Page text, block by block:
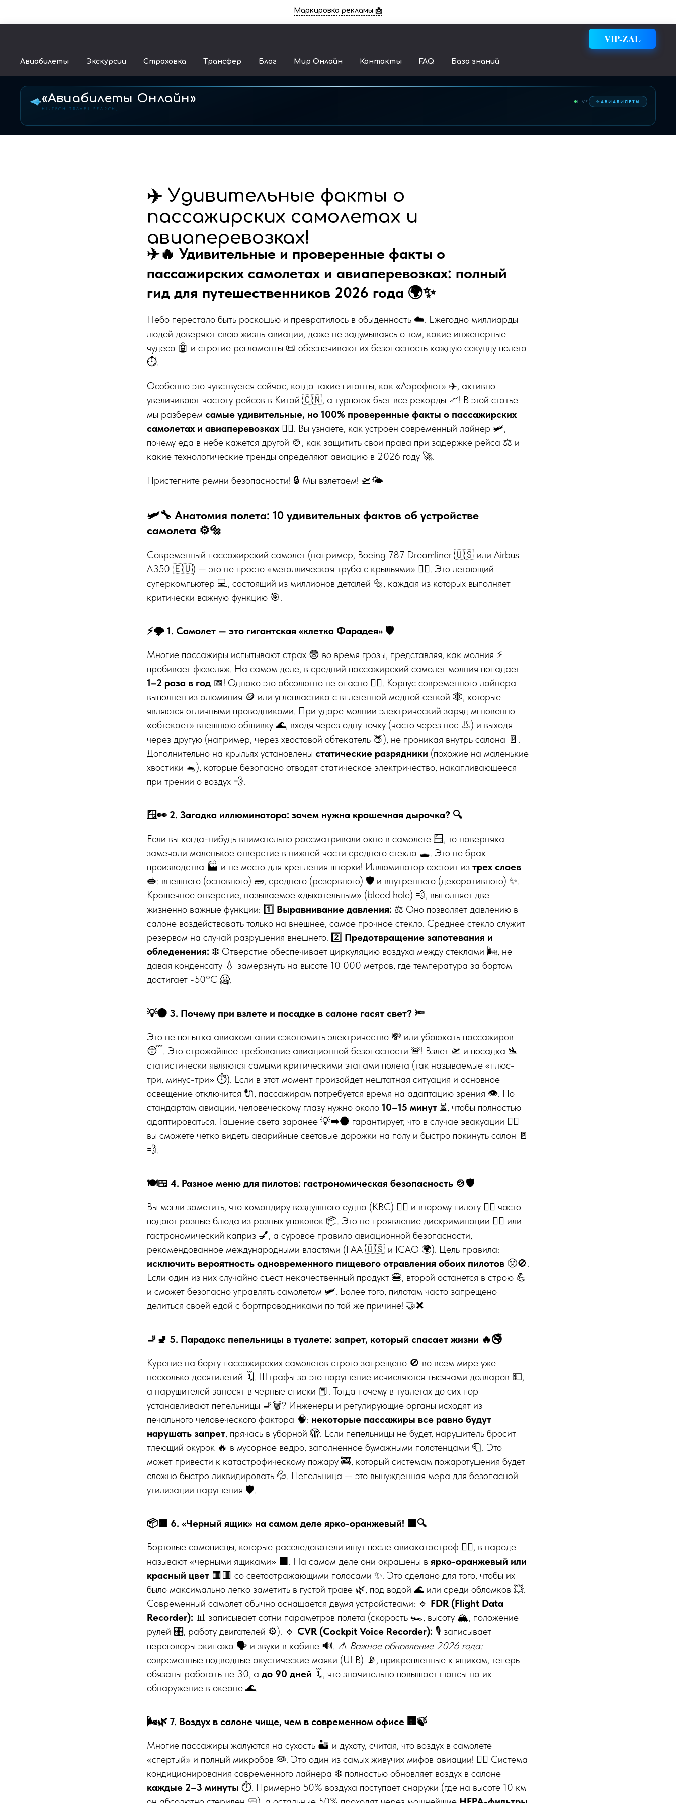
Маркировка рекламы 📩
VIP-ZAL
Авиабилеты Экскурсии Страховка Трансфер Блог Мир Онлайн Контакты FAQ База знаний
«Авиабилеты Онлайн»
HI-TECH TRAVEL SEARCH
LIVE ✈ АВИАБИЛЕТЫ
✈️ Удивительные факты о
пассажирских самолетах и
авиаперевозках!
✈️🔥 Удивительные и проверенные факты о
пассажирских самолетах и авиаперевозках: полный
гид для путешественников 2026 года 🌍✨
Небо перестало быть роскошью и превратилось в обыденность ☁️. Ежегодно миллиарды
людей доверяют свою жизнь авиации, даже не задумываясь о том, какие инженерные
чудеса 🤖 и строгие регламенты 📜 обеспечивают их безопасность каждую секунду полета
⏱️.
Особенно это чувствуется сейчас, когда такие гиганты, как «Аэрофлот» ✈️, активно
увеличивают частоту рейсов в Китай 🇨🇳, а турпоток бьет все рекорды 📈! В этой статье
мы разберем самые удивительные, но 100% проверенные факты о пассажирских
самолетах и авиаперевозках 🕵️‍♂️. Вы узнаете, как устроен современный лайнер 🛩️,
почему еда в небе кажется другой 🍲, как защитить свои права при задержке рейса ⚖️ и
какие технологические тренды определяют авиацию в 2026 году 🚀.
Пристегните ремни безопасности! 🔒 Мы взлетаем! 🛫🌤️
🛩️🔧 Анатомия полета: 10 удивительных фактов об устройстве
самолета ⚙️🔩
Современный пассажирский самолет (например, Boeing 787 Dreamliner 🇺🇸 или Airbus
A350 🇪🇺) — это не просто «металлическая труба с крыльями» 🤷‍♂️. Это летающий
суперкомпьютер 💻, состоящий из миллионов деталей 🔩, каждая из которых выполняет
критически важную функцию 🎯.
⚡🌩️ 1. Самолет — это гигантская «клетка Фарадея» 🛡️
Многие пассажиры испытывают страх 😨 во время грозы, представляя, как молния ⚡
пробивает фюзеляж. На самом деле, в средний пассажирский самолет молния попадает
1–2 раза в год 📅! Однако это абсолютно не опасно 🙅‍♂️. Корпус современного лайнера
выполнен из алюминия 🪙 или углепластика с вплетенной медной сеткой 🕸️, которые
являются отличными проводниками. При ударе молнии электрический заряд мгновенно
«обтекает» внешнюю обшивку 🌊, входя через одну точку (часто через нос 👃) и выходя
через другую (например, через хвостовой обтекатель 🍑), не проникая внутрь салона 🚪.
Дополнительно на крыльях установлены статические разрядники (похожие на маленькие
хвостики 🐁), которые безопасно отводят статическое электричество, накапливающееся
при трении о воздух 💨.
🪟👀 2. Загадка иллюминатора: зачем нужна крошечная дырочка? 🔍
Если вы когда-нибудь внимательно рассматривали окно в самолете 🪟, то наверняка
замечали маленькое отверстие в нижней части среднего стекла 🕳️. Это не брак
производства 🏭 и не место для крепления шторки! Иллюминатор состоит из трех слоев
🥪: внешнего (основного) 🧱, среднего (резервного) 🛡️ и внутреннего (декоративного) ✨.
Крошечное отверстие, называемое «дыхательным» (bleed hole) 💨, выполняет две
жизненно важные функции: 1️⃣ Выравнивание давления: ⚖️ Оно позволяет давлению в
салоне воздействовать только на внешнее, самое прочное стекло. Среднее стекло служит
резервом на случай разрушения внешнего. 2️⃣ Предотвращение запотевания и
обледенения: ❄️ Отверстие обеспечивает циркуляцию воздуха между стеклами 🌬️, не
давая конденсату 💧 замерзнуть на высоте 10 000 метров, где температура за бортом
достигает -50°C 🥶.
💡🌑 3. Почему при взлете и посадке в салоне гасят свет? 🔦
Это не попытка авиакомпании сэкономить электричество 💸 или убаюкать пассажиров
😴. Это строжайшее требование авиационной безопасности 🚨! Взлет 🛫 и посадка 🛬
статистически являются самыми критическими этапами полета (так называемые «плюс-
три, минус-три» ⏱️). Если в этот момент произойдет нештатная ситуация и основное
освещение отключится 🔌, пассажирам потребуется время на адаптацию зрения 👁️. По
стандартам авиации, человеческому глазу нужно около 10–15 минут ⏳, чтобы полностью
адаптироваться. Гашение света заранее 💡➡️🌑 гарантирует, что в случае эвакуации 🏃‍♂️
вы сможете четко видеть аварийные световые дорожки на полу и быстро покинуть салон 🚪
💨.
🍽️🍱 4. Разное меню для пилотов: гастрономическая безопасность 🍲🛡️
Вы могли заметить, что командиру воздушного судна (КВС) 👨‍✈️ и второму пилоту 👨‍✈️ часто
подают разные блюда из разных упаковок 📦. Это не проявление дискриминации 🙅‍♀️ или
гастрономический каприз 💅, а суровое правило авиационной безопасности,
рекомендованное международными властями (FAA 🇺🇸 и ICAO 🌍). Цель правила:
исключить вероятность одновременного пищевого отравления обоих пилотов 🤢🚫.
Если один из них случайно съест некачественный продукт 🍔, второй останется в строю 💪
и сможет безопасно управлять самолетом 🛩️. Более того, пилотам часто запрещено
делиться своей едой с бортпроводниками по той же причине! 🤝❌
🚬🚽 5. Парадокс пепельницы в туалете: запрет, который спасает жизни 🔥🚭
Курение на борту пассажирских самолетов строго запрещено 🚫 во всем мире уже
несколько десятилетий 🗓️. Штрафы за это нарушение исчисляются тысячами долларов 💵,
а нарушителей заносят в черные списки 📕. Тогда почему в туалетах до сих пор
устанавливают пепельницы 🚬🗑️? Инженеры и регулирующие органы исходят из
печального человеческого фактора 🧠: некоторые пассажиры все равно будут
нарушать запрет, прячась в уборной 🫣. Если пепельницы не будет, нарушитель бросит
тлеющий окурок 🔥 в мусорное ведро, заполненное бумажными полотенцами 🧻. Это
может привести к катастрофическому пожару 🚒, который системам пожаротушения будет
сложно быстро ликвидировать 💦. Пепельница — это вынужденная мера для безопасной
утилизации нарушения 🛡️.
📦🟧 6. «Черный ящик» на самом деле ярко-оранжевый! 🟧🔍
Бортовые самописцы, которые расследователи ищут после авиакатастроф 🕵️‍♂️, в народе
называют «черными ящиками» ⬛. На самом деле они окрашены в ярко-оранжевый или
красный цвет 🟧🟥 со светоотражающими полосами ✨. Это сделано для того, чтобы их
было максимально легко заметить в густой траве 🌿, под водой 🌊 или среди обломков 💥.
Современный самолет обычно оснащается двумя устройствами: 🔹 FDR (Flight Data
Recorder): 📊 записывает сотни параметров полета (скорость 🏎️, высоту 🏔️, положение
рулей 🎛️, работу двигателей ⚙️). 🔹 CVR (Cockpit Voice Recorder): 🎙️ записывает
переговоры экипажа 🗣️ и звуки в кабине 🔊. ⚠️ Важное обновление 2026 года:
современные подводные акустические маяки (ULB) 📡, прикрепленные к ящикам, теперь
обязаны работать не 30, а до 90 дней 🗓️, что значительно повышает шансы на их
обнаружение в океане 🌊.
🌬️🌿 7. Воздух в салоне чище, чем в современном офисе 🏢🍃
Многие пассажиры жалуются на сухость 🏜️ и духоту, считая, что воздух в самолете
«спертый» и полный микробов 🦠. Это один из самых живучих мифов авиации! 🙅‍♂️ Система
кондиционирования современного лайнера ❄️ полностью обновляет воздух в салоне
каждые 2–3 минуты ⏱️. Примерно 50% воздуха поступает снаружи (где на высоте 10 км